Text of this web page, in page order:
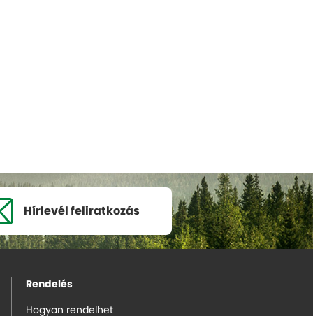
Hírlevél feliratkozás
Rendelés
Hogyan rendelhet